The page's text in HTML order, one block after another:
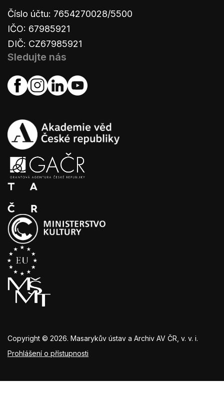
Číslo účtu: 7654270028/5500
IČO: 67985921
DIČ: CZ67985921
Sledujte nás
Copyright © 2026. Masarykův ústav a Archiv AV ČR, v. v. i.
Prohlášení o přístupnosti